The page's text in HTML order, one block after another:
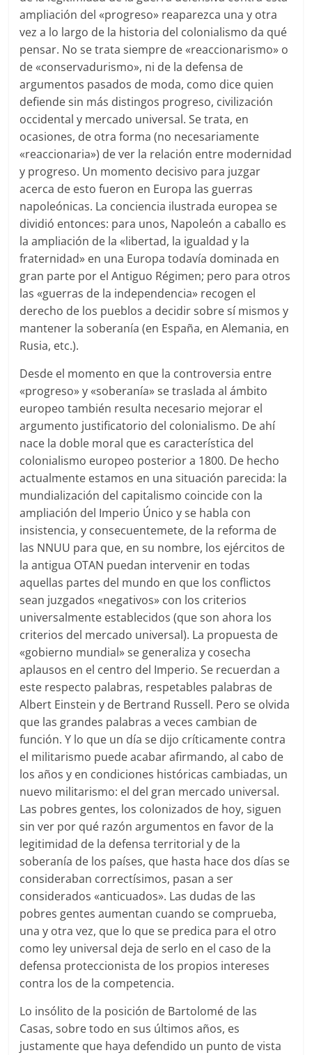
ampliación del «progreso» reaparezca una y otra
vez a lo largo de la historia del colonialismo da qué
pensar. No se trata siempre de «reaccionarismo» o
de «conservadurismo», ni de la defensa de
argumentos pasados de moda, como dice quien
defiende sin más distingos progreso, civilización
occidental y mercado universal. Se trata, en
ocasiones, de otra forma (no necesariamente
«reaccionaria») de ver la relación entre modernidad
y progreso. Un momento decisivo para juzgar
acerca de esto fueron en Europa las guerras
napoleónicas. La conciencia ilustrada europea se
dividió entonces: para unos, Napoleón a caballo es
la ampliación de la «libertad, la igualdad y la
fraternidad» en una Europa todavía dominada en
gran parte por el Antiguo Régimen; pero para otros
las «guerras de la independencia» recogen el
derecho de los pueblos a decidir sobre sí mismos y
mantener la soberanía (en España, en Alemania, en
Rusia, etc.).
Desde el momento en que la controversia entre
«progreso» y «soberanía» se traslada al ámbito
europeo también resulta necesario mejorar el
argumento justificatorio del colonialismo. De ahí
nace la doble moral que es característica del
colonialismo europeo posterior a 1800. De hecho
actualmente estamos en una situación parecida: la
mundialización del capitalismo coincide con la
ampliación del Imperio Único y se habla con
insistencia, y consecuentemete, de la reforma de
las NNUU para que, en su nombre, los ejércitos de
la antigua OTAN puedan intervenir en todas
aquellas partes del mundo en que los conflictos
sean juzgados «negativos» con los criterios
universalmente establecidos (que son ahora los
criterios del mercado universal). La propuesta de
«gobierno mundial» se generaliza y cosecha
aplausos en el centro del Imperio. Se recuerdan a
este respecto palabras, respetables palabras de
Albert Einstein y de Bertrand Russell. Pero se olvida
que las grandes palabras a veces cambian de
función. Y lo que un día se dijo críticamente contra
el militarismo puede acabar afirmando, al cabo de
los años y en condiciones históricas cambiadas, un
nuevo militarismo: el del gran mercado universal.
Las pobres gentes, los colonizados de hoy, siguen
sin ver por qué razón argumentos en favor de la
legitimidad de la defensa territorial y de la
soberanía de los países, que hasta hace dos días se
consideraban correctísimos, pasan a ser
considerados «anticuados». Las dudas de las
pobres gentes aumentan cuando se comprueba,
una y otra vez, que lo que se predica para el otro
como ley universal deja de serlo en el caso de la
defensa proteccionista de los propios intereses
contra los de la competencia.
Lo insólito de la posición de Bartolomé de las
Casas, sobre todo en sus últimos años, es
justamente que haya defendido un punto de vista